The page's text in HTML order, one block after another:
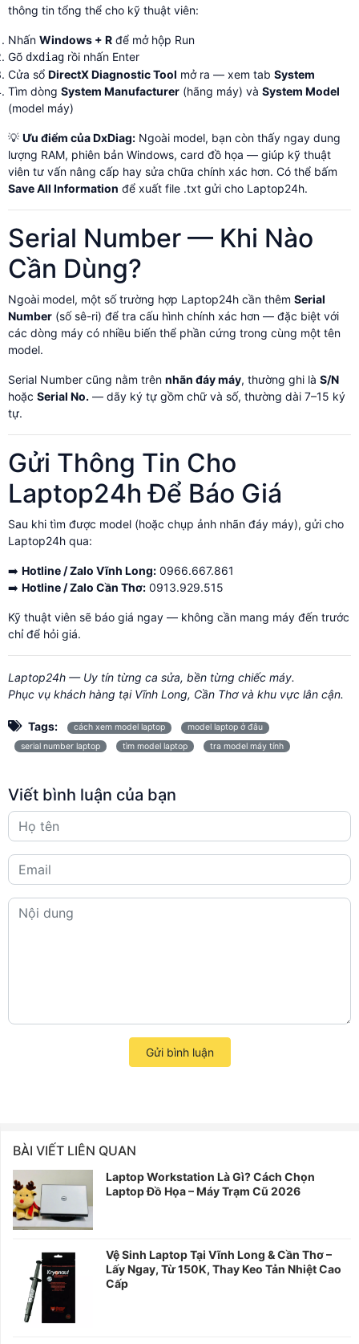
thông tin tổng thể cho kỹ thuật viên:
Nhấn Windows + R để mở hộp Run
Gõ dxdiag rồi nhấn Enter
Cửa sổ DirectX Diagnostic Tool mở ra — xem tab System
Tìm dòng System Manufacturer (hãng máy) và System Model
(model máy)
💡 Ưu điểm của DxDiag: Ngoài model, bạn còn thấy ngay dung
lượng RAM, phiên bản Windows, card đồ họa — giúp kỹ thuật
viên tư vấn nâng cấp hay sửa chữa chính xác hơn. Có thể bấm
Save All Information để xuất file .txt gửi cho Laptop24h.
Serial Number — Khi Nào
Cần Dùng?
Ngoài model, một số trường hợp Laptop24h cần thêm Serial
Number (số sê-ri) để tra cấu hình chính xác hơn — đặc biệt với
các dòng máy có nhiều biến thể phần cứng trong cùng một tên
model.
Serial Number cũng nằm trên nhãn đáy máy, thường ghi là S/N
hoặc Serial No. — dãy ký tự gồm chữ và số, thường dài 7–15 ký
tự.
Gửi Thông Tin Cho
Laptop24h Để Báo Giá
Sau khi tìm được model (hoặc chụp ảnh nhãn đáy máy), gửi cho
Laptop24h qua:
➡️ Hotline / Zalo Vĩnh Long: 0966.667.861
➡️ Hotline / Zalo Cần Thơ: 0913.929.515
Kỹ thuật viên sẽ báo giá ngay — không cần mang máy đến trước
chỉ để hỏi giá.
Laptop24h — Uy tín từng ca sửa, bền từng chiếc máy.
Phục vụ khách hàng tại Vĩnh Long, Cần Thơ và khu vực lân cận.
Tags: cách xem model laptop
model laptop ở đâu
serial number laptop
tìm model laptop tra model máy tính
Viết bình luận của bạn
Gửi bình luận
BÀI VIẾT LIÊN QUAN
Laptop Workstation Là Gì? Cách Chọn
Laptop Đồ Họa – Máy Trạm Cũ 2026
Vệ Sinh Laptop Tại Vĩnh Long & Cần Thơ –
Lấy Ngay, Từ 150K, Thay Keo Tản Nhiệt Cao
Cấp